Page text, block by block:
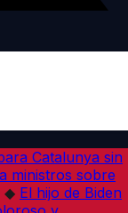
Catalunya sin
ministros sobre
◆ El hijo de Biden